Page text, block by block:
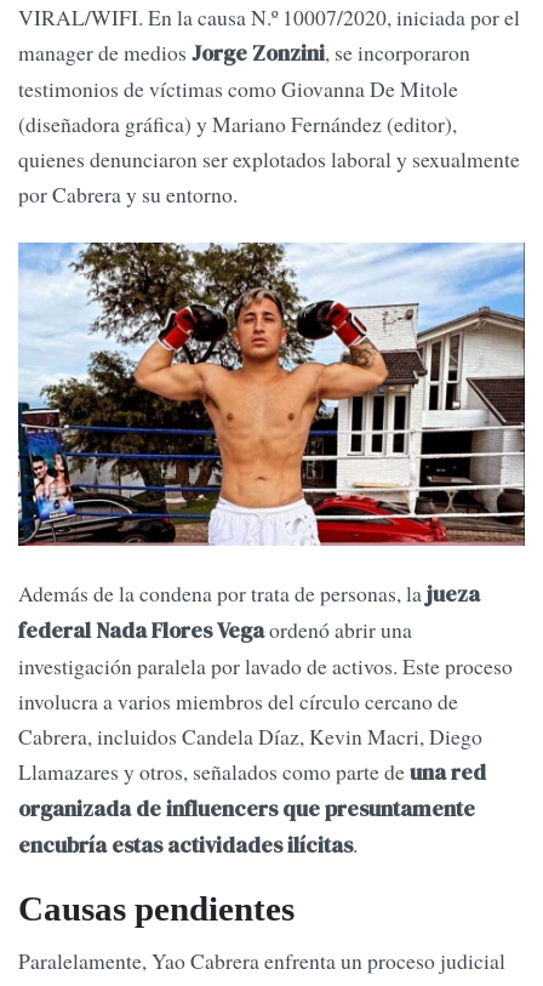
VIRAL/WIFI. En la causa N.º 10007/2020, iniciada por el
manager de medios Jorge Zonzini, se incorporaron
testimonios de víctimas como Giovanna De Mitole
(diseñadora gráfica) y Mariano Fernández (editor),
quienes denunciaron ser explotados laboral y sexualmente
por Cabrera y su entorno.
Además de la condena por trata de personas, lajueza
federal Nada Flores Vegaordenó abrir una
investigación paralela por lavado de activos. Este proceso
involucra a varios miembros del círculo cercano de
Cabrera, incluidos Candela Díaz, Kevin Macri, Diego
Llamazares y otros, señalados como parte deuna red
organizada de influencers que presuntamente
encubría estas actividades ilícitas.
Causas pendientes
Paralelamente, Yao Cabrera enfrenta un proceso judicial